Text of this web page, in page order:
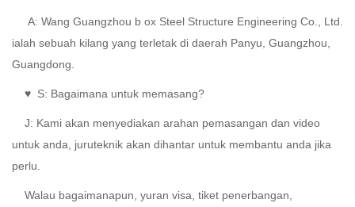
A: Wang Guangzhou b ox Steel Structure Engineering Co., Ltd.
ialah sebuah kilang yang terletak di daerah Panyu, Guangzhou,
Guangdong.
♥ S: Bagaimana untuk memasang?
J: Kami akan menyediakan arahan pemasangan dan video
untuk anda, juruteknik akan dihantar untuk membantu anda jika
perlu.
Walau bagaimanapun, yuran visa, tiket penerbangan,